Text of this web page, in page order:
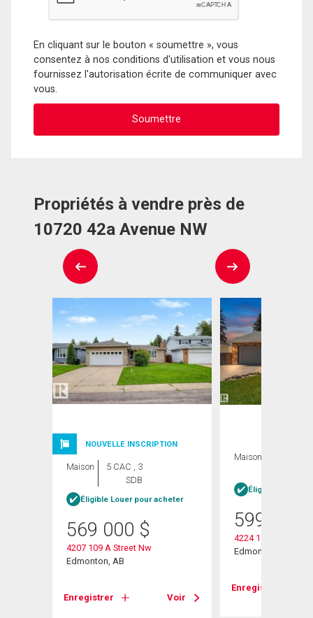
En cliquant sur le bouton « soumettre », vous
consentez à nos conditions d'utilisation et vous nous
fournissez l'autorisation écrite de communiquer avec
vous.
Propriétés à vendre près de
10720 42a Avenue NW
NOUVELLE INSCRIPTION
Maison
5 CAC , 3
SDB
Éligible Louer pour acheter
569 000 $
4207 109 A Street Nw
Edmonton, AB
Enregistrer Voir
Maison
Éligible Louer
599 900
4224 110 Street
Edmonton, AB
Enregistrer